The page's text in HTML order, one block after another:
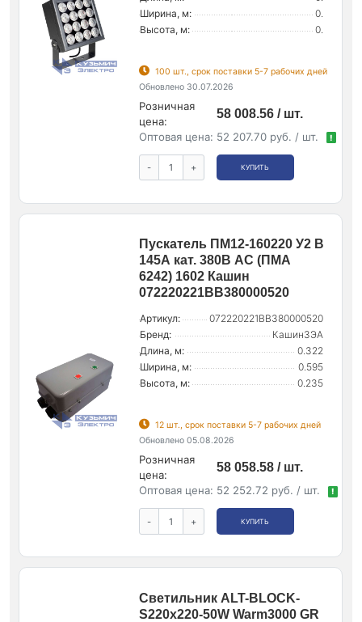
Ширина, м:
0.
Высота, м:
0.
100 шт., срок поставки 5-7 рабочих дней
Обновлено 30.07.2026
Розничная
цена:
58 008.56 / шт.
Оптовая цена: 52 207.70 руб. / шт. !
- + КУПИТЬ
Пускатель ПМ12-160220 У2 В
145А кат. 380В AC (ПМА
6242) 1602 Кашин
072220221ВВ380000520
Артикул:
072220221ВВ380000520
Бренд:
КашинЗЭА
Длина, м:
0.322
Ширина, м:
0.595
Высота, м:
0.235
12 шт., срок поставки 5-7 рабочих дней
Обновлено 05.08.2026
Розничная
цена:
58 058.58 / шт.
Оптовая цена: 52 252.72 руб. / шт. !
- + КУПИТЬ
Светильник ALT-BLOCK-
S220x220-50W Warm3000 GR